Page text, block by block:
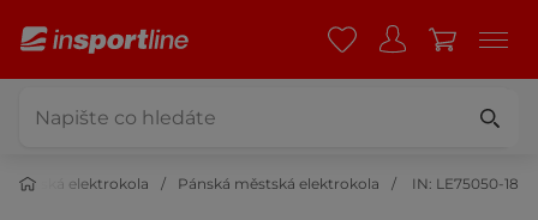
Městská elektrokola Pánská městská elektrokola IN: LE75050-18